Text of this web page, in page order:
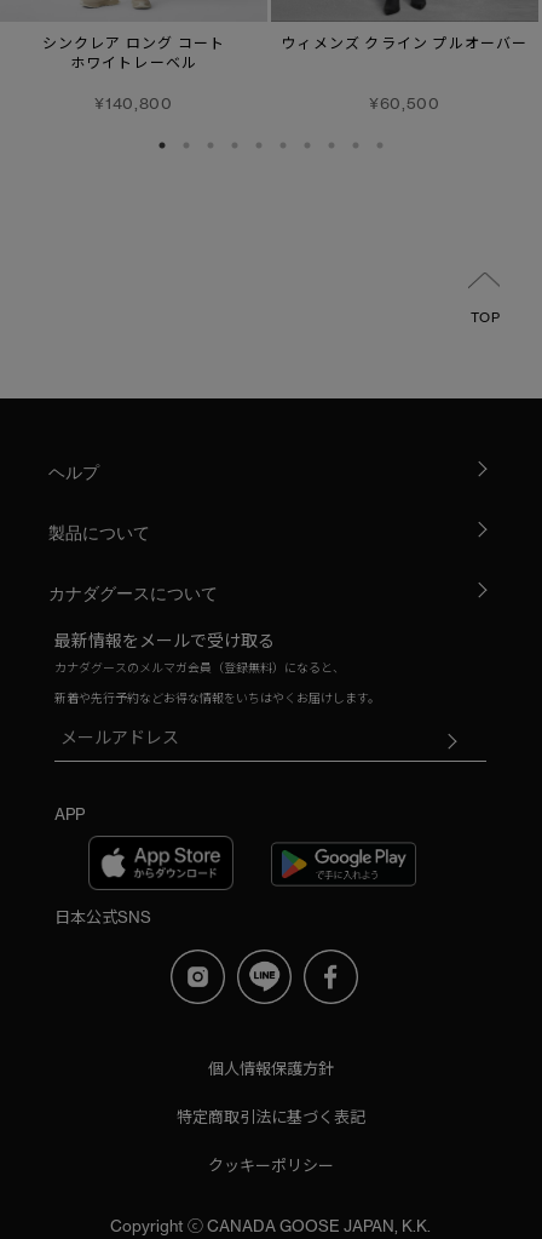
シンクレア ロング コート
ホワイトレーベル
¥140,800
ウィメンズ クライン プルオーバー
¥60,500
TOP
ヘルプ
製品について
カナダグースについて
最新情報をメールで受け取る
カナダグースのメルマガ会員（登録無料）になると、
新着や先行予約などお得な情報をいちはやくお届けします。
APP
日本公式SNS
個人情報保護方針
特定商取引法に基づく表記
クッキーポリシー
Copyright ⓒ CANADA GOOSE JAPAN, K.K.